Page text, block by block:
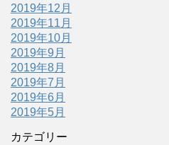
2019年12月
2019年11月
2019年10月
2019年9月
2019年8月
2019年7月
2019年6月
2019年5月
カテゴリー